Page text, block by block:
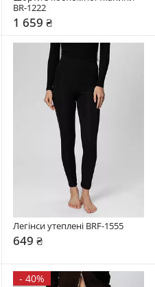
BR-1222
1 659 ₴
Легінси утеплені BRF-1555
649 ₴
- 40%